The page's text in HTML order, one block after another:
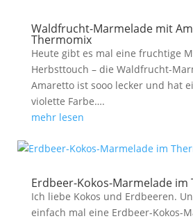
Waldfrucht-Marmelade mit
Thermomix
Heute gibt es mal eine fruchtige
Herbsttouch – die Waldfrucht-
Amaretto ist sooo lecker und hat
violette Farbe….
mehr lesen
Erdbeer-Kokos-Marmelade im
Ich liebe Kokos und Erdbeeren.
einfach mal eine Erdbeer-Kokos-